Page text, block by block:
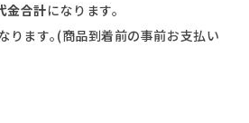
金合計になります。
ります｡(商品到着前の事前お支払い